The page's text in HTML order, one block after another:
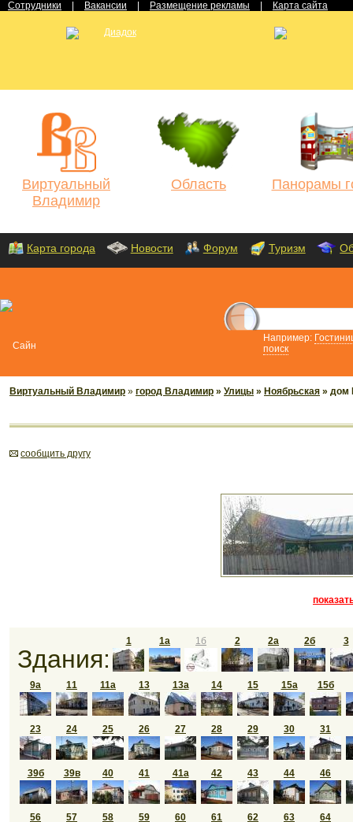
Сотрудники Вакансии Размещение рекламы Карта сайта
Виртуальный
Владимир
Область Панорамы
Карта города Новости Форум Туризм
Например:
поиск
Виртуальный Владимир » город Владимир » Улицы » Ноябрьская » дом
cообщить другу
Здания:
1 1а 1б 2 2а 2б 3
9а 11 11а 13 13а 14 15 15а 15б
23 24 25 26 27 28 29 30 31
39б 39в 40 41 41а 42 43 44 46
56 57 58 59 60 61 62 63 64